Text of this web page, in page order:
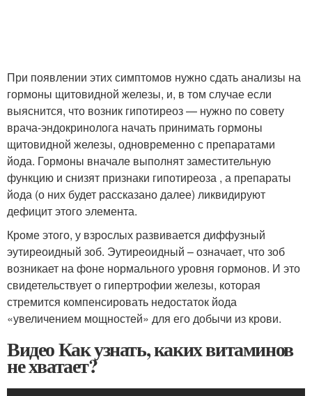
При появлении этих симптомов нужно сдать анализы на
гормоны щитовидной железы, и, в том случае если
выяснится, что возник гипотиреоз — нужно по совету
врача-эндокринолога начать принимать гормоны
щитовидной железы, одновременно с препаратами
йода. Гормоны вначале выполнят заместительную
функцию и снизят признаки гипотиреоза , а препараты
йода (о них будет рассказано далее) ликвидируют
дефицит этого элемента.
Кроме этого, у взрослых развивается диффузный
эутиреоидный зоб. Эутиреоидный – означает, что зоб
возникает на фоне нормального уровня гормонов. И это
свидетельствует о гипертрофии железы, которая
стремится компенсировать недостаток йода
«увеличением мощностей» для его добычи из крови.
Видео Как узнать, каких витаминов
не хватает?